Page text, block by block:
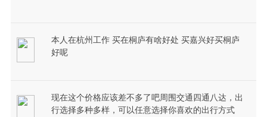
本人在杭州工作 买在桐庐有啥好处 买嘉兴好买桐庐
好呢
现在这个价格应该差不多了吧周围交通四通八达，出
行选择多种多样，可以任意选择你喜欢的出行方式